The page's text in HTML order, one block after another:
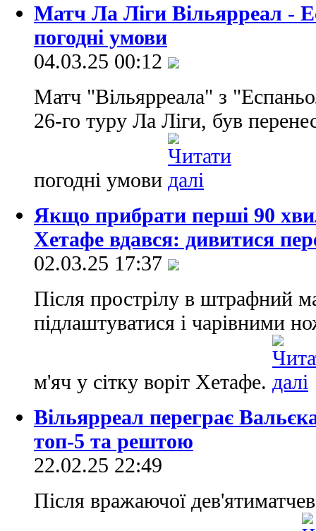
Матч Ла Ліги Вільярреал -
погодні умови
04.03.25 00:12
Матч "Вільярреала" з
26-го туру Ла Ліги, був
погодні умови
Якщо прибрати перші 90
Хетафе вдався: дивитися
02.03.25 17:37
Після прострілу в штрафний
підлаштуватися і чарівними
м'яч у сітку воріт Хетафе.
Вільярреал переграє
топ-5 та рештою
22.02.25 22:49
Після вражаючої